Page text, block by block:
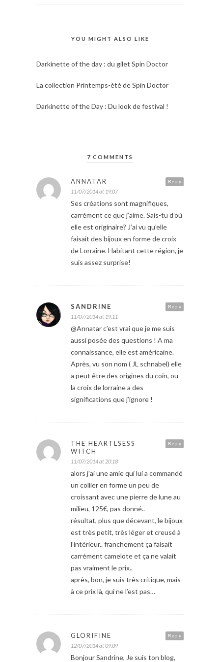
YOU MIGHT ALSO LIKE
Darkinette of the day : du gilet Spin Doctor
La collection Printemps-été de Spin Doctor
Darkinette of the Day : Du look de festival !
7 COMMENTS
Reply
ANNATAR
11/07/2014 at 19:07
Ses créations sont magnifiques,
carrément ce que j’aime. Sais-tu d’où
elle est originaire? J’ai vu qu’elle
faisait des bijoux en forme de croix
de Lorraine. Habitant cette région, je
suis assez surprise!
Reply
SANDRINE
11/07/2014 at 19:11
@Annatar c’est vrai que je me suis
aussi posée des questions ! A ma
connaissance, elle est américaine.
Après, vu son nom ( JL schnabel) elle
a peut être des origines du coin, ou
la croix de lorraine a des
significations que j’ignore !
Reply
THE HEARTLSESS
WITCH
11/07/2014 at 20:18
alors j’ai une amie qui lui a commandé
un collier en forme un peu de
croissant avec une pierre de lune au
milieu, 125€, pas donné..
résultat, plus que décevant, le bijoux
est très petit, très léger et creusé à
l’intérieur.. franchement ça faisait
carrément camelote et ça ne valait
pas vraiment le prix..
après, bon, je suis très critique, mais
à ce prix là, qui ne l’est pas…
Reply
GLORIFINE
12/07/2014 at 09:09
Bonjour Sandrine, Je suis ton blog,